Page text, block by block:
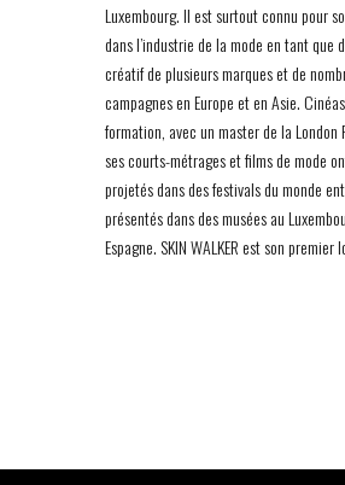
Luxembourg. Il est surtout connu pour
dans l’industrie de la mode en tant que
créatif de plusieurs marques et de
campagnes en Europe et en Asie.
formation, avec un master de la London
ses courts-métrages et films de mode
projetés dans des festivals du monde
présentés dans des musées au
Espagne. SKIN WALKER est son premier